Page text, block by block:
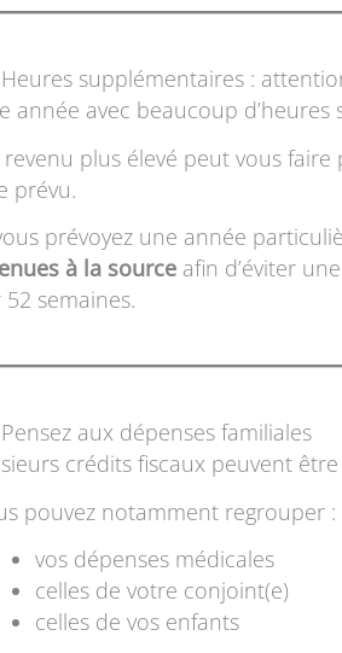
Heures supplémentaires :
année avec beaucoup
plus élevé peut vous faire
prévu.
prévoyez une année
à la source afin d’éviter
52 semaines.
Pensez aux dépenses familiales
crédits fiscaux peuvent
pouvez notamment regrouper :
vos dépenses médicales
celles de votre conjoint(e)
celles de vos enfants